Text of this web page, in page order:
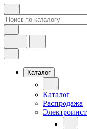
Каталог
Каталог
Распродажа